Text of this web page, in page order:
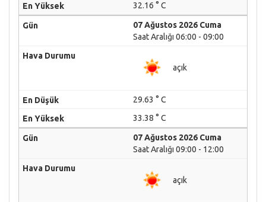
32.16 ° C
07 Ağustos 2026 Cuma
Saat Aralığı 06:00 - 09:00
açık
29.63 ° C
33.38 ° C
07 Ağustos 2026 Cuma
Saat Aralığı 09:00 - 12:00
açık